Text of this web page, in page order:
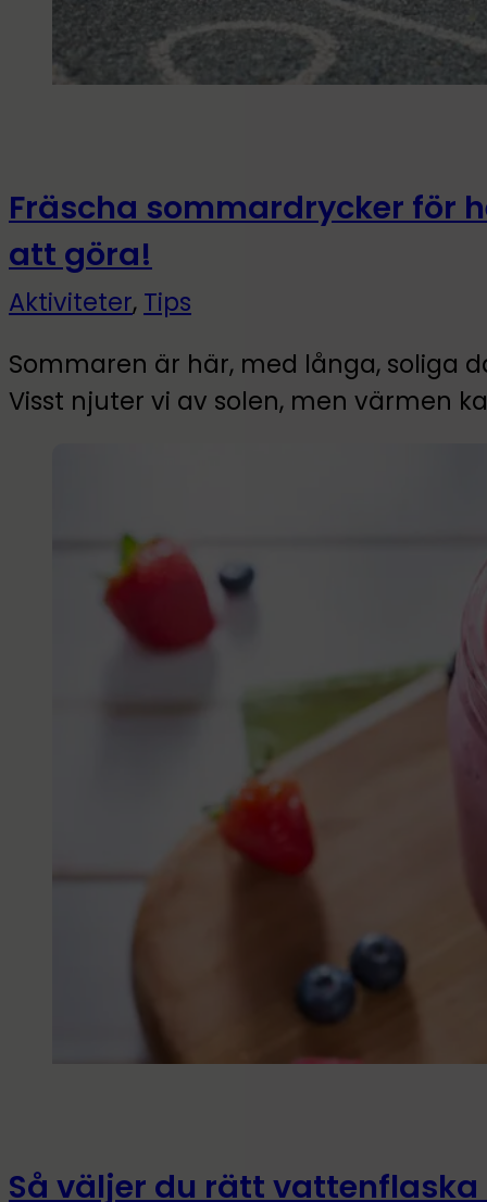
Fräscha sommardrycker för
att göra!
Aktiviteter, Tips
Sommaren är här, med långa, soliga
Visst njuter vi av solen, men värmen
Så väljer du rätt